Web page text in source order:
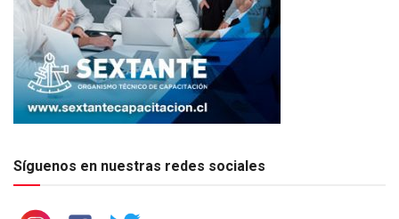
Síguenos en nuestras redes sociales